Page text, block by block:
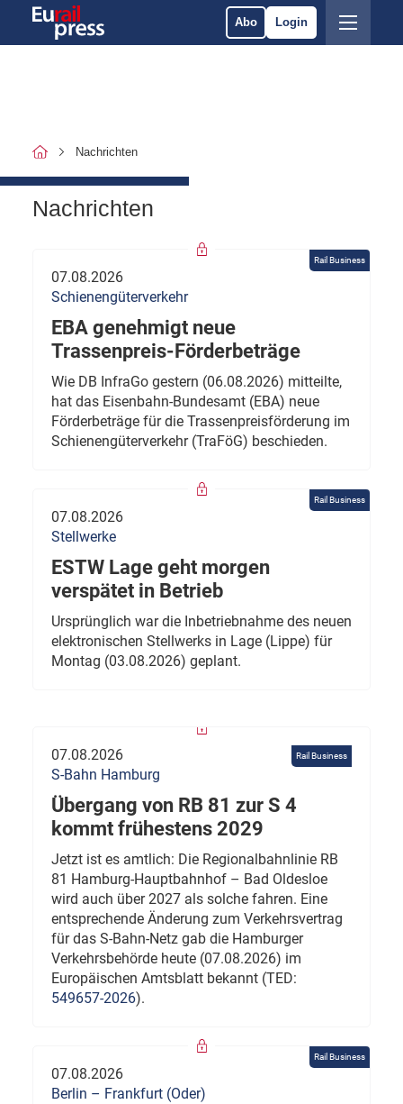
Abo Login
Nachrichten
Nachrichten
Rail Business
07.08.2026
Schienengüterverkehr
EBA genehmigt neue
Trassenpreis-Förderbeträge
Wie DB InfraGo gestern (06.08.2026) mitteilte,
hat das Eisenbahn-Bundesamt (EBA) neue
Förderbeträge für die Trassenpreisförderung im
Schienengüterverkehr (TraFöG) beschieden.
Rail Business
07.08.2026
Stellwerke
ESTW Lage geht morgen
verspätet in Betrieb
Ursprünglich war die Inbetriebnahme des neuen
elektronischen Stellwerks in Lage (Lippe) für
Montag (03.08.2026) geplant.
Rail Business
07.08.2026
S-Bahn Hamburg
Übergang von RB 81 zur S 4
kommt frühestens 2029
Jetzt ist es amtlich: Die Regionalbahnlinie RB
81 Hamburg-Hauptbahnhof – Bad Oldesloe
wird auch über 2027 als solche fahren. Eine
entsprechende Änderung zum Verkehrsvertrag
für das S-Bahn-Netz gab die Hamburger
Verkehrsbehörde heute (07.08.2026) im
Europäischen Amtsblatt bekannt (TED:
549657-2026).
Rail Business
07.08.2026
Berlin – Frankfurt (Oder)